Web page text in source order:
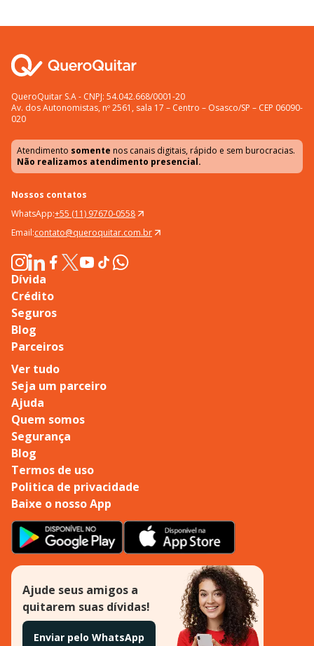
QueroQuitar S.A - CNPJ: 54.042.668/0001-20
Av. dos Autonomistas, nº 2561, sala 17 – Centro – Osasco/SP – CEP 06090-
020
Atendimento somente nos canais digitais, rápido e sem burocracias.
Não realizamos atendimento presencial.
Nossos contatos
WhatsApp:+55 (11) 97670-0558
Email:contato@queroquitar.com.br
Dívida
Crédito
Seguros
Blog
Parceiros
Ver tudo
Seja um parceiro
Ajuda
Quem somos
Segurança
Blog
Termos de uso
Politica de privacidade
Baixe o nosso App
Ajude seus amigos a
quitarem suas dívidas!
Enviar pelo WhatsApp